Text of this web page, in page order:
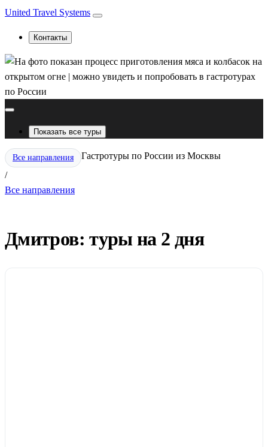
United Travel Systems
Контакты
Показать все туры
Все направления
/
Гастротуры по России из Москвы
Все направления
Дмитров: туры на 2 дня